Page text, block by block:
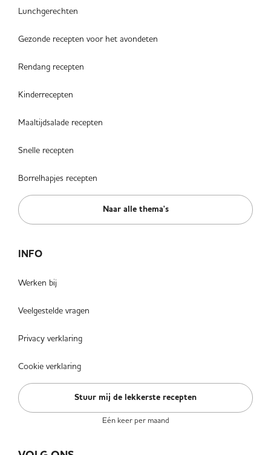
Lunchgerechten
Gezonde recepten voor het avondeten
Rendang recepten
Kinderrecepten
Maaltijdsalade recepten
Snelle recepten
Borrelhapjes recepten
Naar alle thema's
INFO
Werken bij
Veelgestelde vragen
Privacy verklaring
Cookie verklaring
Stuur mij de lekkerste recepten
Eén keer per maand